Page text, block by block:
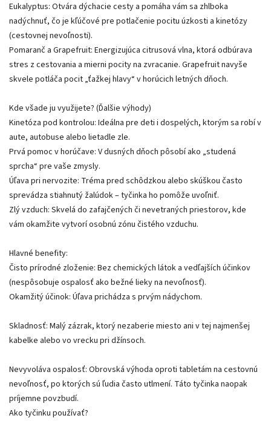
Eukalyptus: Otvára dýchacie cesty a pomáha vám sa zhlboka
nadýchnuť, čo je kľúčové pre potlačenie pocitu úzkosti a kinetózy
(cestovnej nevoľnosti).
Pomaranč a Grapefruit: Energizujúca citrusová vlna, ktorá odbúrava
stres z cestovania a mierni pocity na zvracanie. Grapefruit navyše
skvele potláča pocit „ťažkej hlavy“ v horúcich letných dňoch.
Kde všade ju využijete? (Ďalšie výhody)
Kinetóza pod kontrolou: Ideálna pre deti i dospelých, ktorým sa robí v
aute, autobuse alebo lietadle zle.
Prvá pomoc v horúčave: V dusných dňoch pôsobí ako „studená
sprcha“ pre vaše zmysly.
Úľava pri nervozite: Tréma pred schôdzkou alebo skúškou často
sprevádza stiahnutý žalúdok – tyčinka ho pomôže uvoľniť.
Zlý vzduch: Skvelá do zafajčených či nevetraných priestorov, kde
vám okamžite vytvorí osobnú zónu čistého vzduchu.
Hlavné benefity:
Čisto prírodné zloženie: Bez chemických látok a vedľajších účinkov
(nespôsobuje ospalosť ako bežné lieky na nevoľnosť).
Okamžitý účinok: Úľava prichádza s prvým nádychom.
Skladnosť: Malý zázrak, ktorý nezaberie miesto ani v tej najmenšej
kabelke alebo vo vrecku pri džínsoch.
Nevyvoláva ospalosť: Obrovská výhoda oproti tabletám na cestovnú
nevoľnosť, po ktorých sú ľudia často utlmení. Táto tyčinka naopak
príjemne povzbudí.
Ako tyčinku používať?